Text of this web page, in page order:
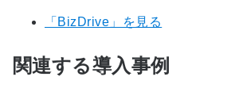
「BizDrive」を見る
関連する導入事例